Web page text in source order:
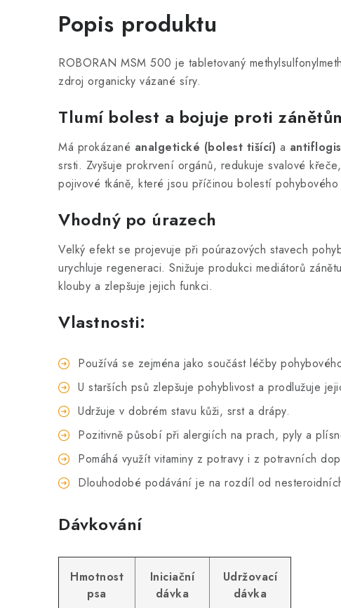
Popis produktu
ROBORAN MSM 500 je tabletovaný
zdroj organicky vázané síry.
Tlumí bolest a bojuje proti
Má prokázané analgetické (bolest tišící) a
srsti. Zvyšuje prokrvení orgánů, redukuje svalové
pojivové tkáně, které jsou příčinou bolestí pohybového
Vhodný po úrazech
Velký efekt se projevuje při poúrazových stavech
urychluje regeneraci. Snižuje produkci mediátorů
klouby a zlepšuje jejich funkci.
Vlastnosti:
Používá se zejména jako součást léčby
U starších psů zlepšuje pohyblivost a prodlužuje
Udržuje v dobrém stavu kůži, srst a drápy.
Pozitivně působí při alergiích na prach, pyly a
Pomáhá využít vitaminy z potravy i z potravních
Dlouhodobé podávání je na rozdíl od
Dávkování
Hmotnost
psa
Iniciační
dávka
Udržovací
dávka